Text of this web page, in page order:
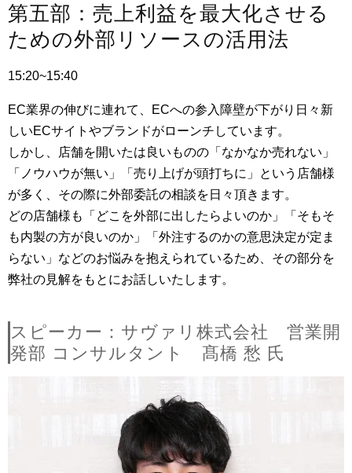
第五部：売上利益を最大化させる
ための外部リソースの活用法
15:20~15:40
EC業界の伸びに連れて、ECへの参入障壁が下がり日々新
しいECサイトやブランドがローンチしています。
しかし、店舗を開いたは良いものの「なかなか売れない」
「ノウハウが無い」「売り上げが頭打ちに」という店舗様
が多く、その際に外部委託の相談を日々頂きます。
どの店舗様も「どこを外部に出したらよいのか」「そもそ
も内製の方が良いのか」「外注するのかの意思決定が定ま
らない」などのお悩みを抱えられているため、その部分を
弊社の見解をもとにお話しいたします。
スピーカー：サヴァリ株式会社 営業開
発部 コンサルタント 髙橋 愁 氏